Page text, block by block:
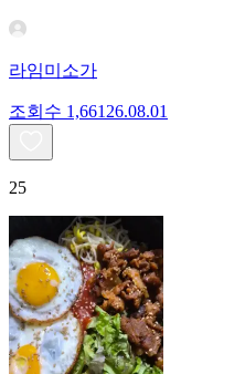
라임미소가
조회수 1,661 26.08.01
25